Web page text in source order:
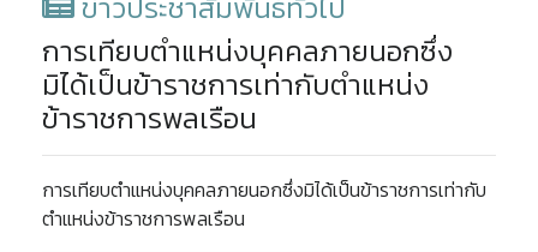
การเทียบตำแหน่งบุคคลภายนอกซึ่ง
มิได้เป็นข้าราชการเท่ากับตำแหน่ง
ข้าราชการพลเรือน
การเทียบตำแหน่งบุคคลภายนอกซึ่งมิได้เป็นข้าราชการเท่ากับ
ตำแหน่งข้าราชการพลเรือน